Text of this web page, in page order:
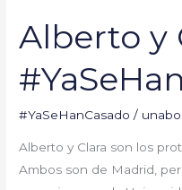
Alberto y
#YaSeHanCasado /
Alberto y Clara son los
Ambos son de Madrid,